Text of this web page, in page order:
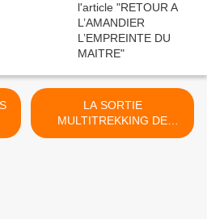
LA SORTIE
MULTITREKKING DE
JANVIER >